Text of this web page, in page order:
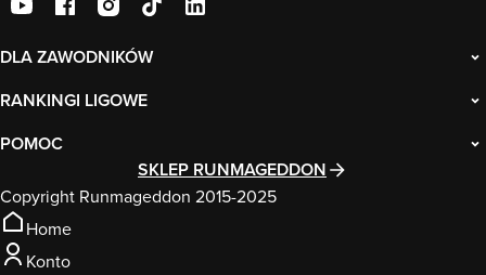
DLA ZAWODNIKÓW
RANKINGI LIGOWE
POMOC
SKLEP RUNMAGEDDON
Copyright Runmageddon 2015-2025
Home
Konto